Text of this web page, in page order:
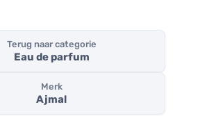
Terug naar categorie
Eau de parfum
Merk
Ajmal